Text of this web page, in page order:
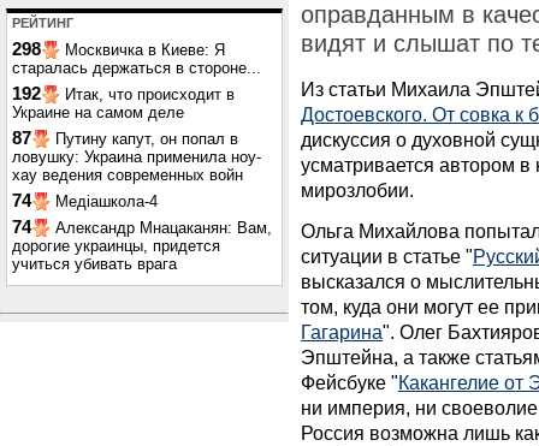
РЕЙТИНГ
298
Москвичка в Киеве: Я
старалась держаться в стороне...
192
Итак, что происходит в
Украине на самом деле
87
Путину капут, он попал в
ловушку: Украина применила ноу-
хау ведения современных войн
74 Медіашкола-4
74
Александр Мнацаканян: Вам,
дорогие украинцы, придется
учиться убивать врага
оправданным в
видят и слышат по
Из статьи Михаила
Достоевского. От совка к
дискуссия о духовной
усматривается автором
мирозлобии.
Ольга Михайлова
ситуации в статье "
высказался о
том, куда они могут ее
Гагарина". Олег
Эпштейна, а также
Фейсбуке "Какангелие от
ни империя, ни
Россия возможна лишь